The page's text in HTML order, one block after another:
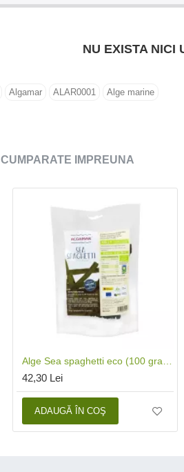
NU EXISTA NICI
Algamar ALAR0001 Alge marine
CUMPARATE IMPREUNA
42,30 Lei
ADAUGĂ ÎN COŞ